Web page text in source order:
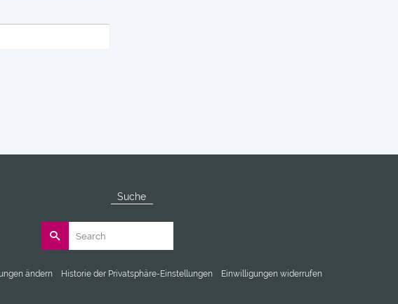
Suche
Search
ändern Historie der Privatsphäre-Einstellungen Einwilligungen widerrufen